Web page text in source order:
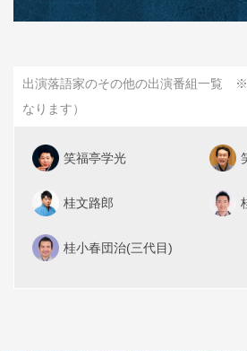
出演落語家のその他の出演番組一覧
なります）
笑福亭学光
桂文路郎
桂小春団治(三代目)